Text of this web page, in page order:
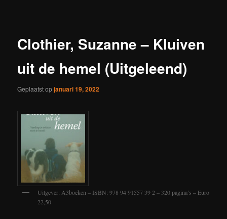
Clothier, Suzanne – Kluiven
uit de hemel (Uitgeleend)
Geplaatst opjanuari 19, 2022
Uitgever: A3boeken – ISBN: 978 94 91557 39 2 – 320 pagina’s – Euro
22,50